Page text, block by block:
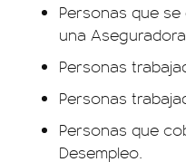
Personas que
una
Personas
Personas
Personas que
Desempleo.